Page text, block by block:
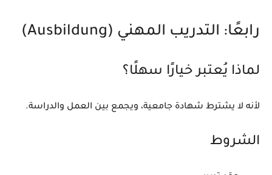
رابعًا: التدريب المهني (Ausbildung)
لماذا يُعتبر خيارًا سهلًا؟
لأنه لا يشترط شهادة جامعية، ويجمع بين العمل والدراسة.
الشروط